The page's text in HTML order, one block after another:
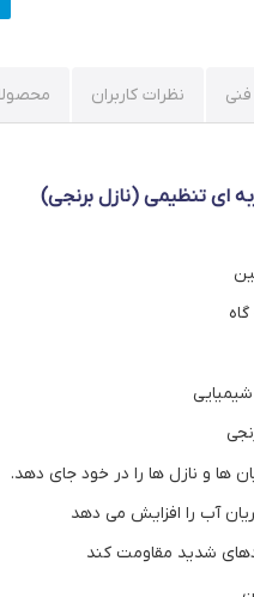
نظرات کاربران
ای تنظیمی (نازل برنجی)
ها و نازل ها را در خود جای دهد.
آب را افزایش می دهد
شدید مقاومت کند